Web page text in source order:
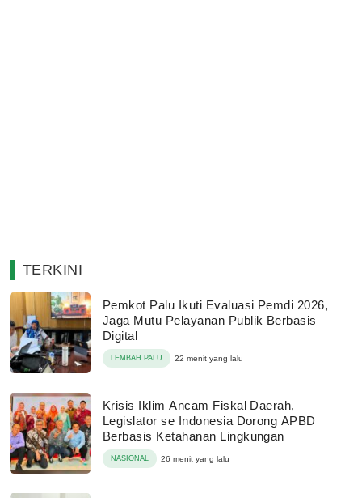
TERKINI
Pemkot Palu Ikuti Evaluasi Pemdi 2026,
Jaga Mutu Pelayanan Publik Berbasis
Digital
LEMBAH PALU 22 menit yang lalu
Krisis Iklim Ancam Fiskal Daerah,
Legislator se Indonesia Dorong APBD
Berbasis Ketahanan Lingkungan
NASIONAL 26 menit yang lalu